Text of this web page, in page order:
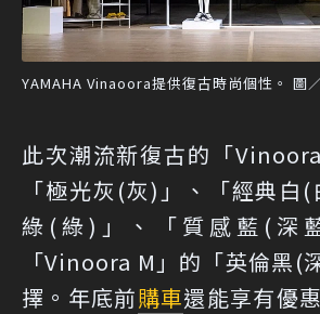
YAMAHA Vinaoora提供復古時尚個性。 圖
此次潮流新復古的「
「極光灰(灰)」、「經典白
綠(綠)」、「質感藍(深
「Vinoora M」的「英倫黑(
擇。年底前購車還能享有優